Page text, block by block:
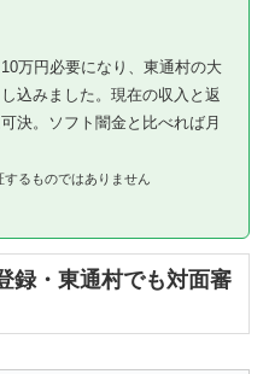
万円必要になり、東通村の大
込みました。現在の収入と返
決。ソフト闇金と比べれば月
るものではありません
録・東通村でも対面審